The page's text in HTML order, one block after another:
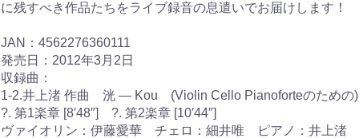
に残すべき作品たちをライブ録音の息遣いでお届けします！
JAN：4562276360111
発売日：2012年3月2日
収録曲：
1-2.井上渚 作曲 洸 ― Kou (Violin Cello Pianoforteのための)
?. 第1楽章 [8′48″] ?. 第2楽章 [10′44″]
ヴァイオリン：伊藤愛華 チェロ：細井唯 ピアノ：井上渚